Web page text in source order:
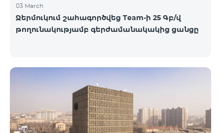
03 March
Ջերմուկում շահագործվեց Team-ի 25 Գբ/վ
թողունակությամբ գերժամանակակից ցանցը